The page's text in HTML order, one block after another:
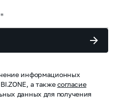
информационных
а такжесогласие
данных для получения